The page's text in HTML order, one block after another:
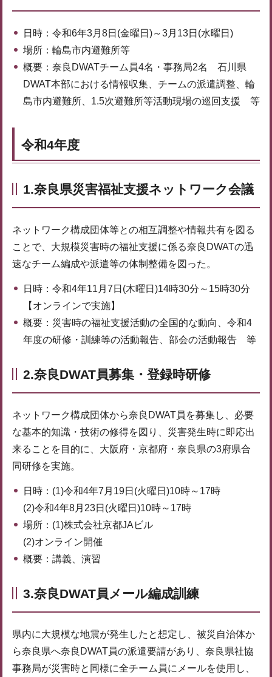
日時：令和6年3月8日(金曜日)～3月13日(水曜日)
場所：輪島市内避難所等
概要：奈良DWATチーム員4名・事務局2名 石川県
DWAT本部における情報収集、チームの派遣調整、輪
島市内避難所、1.5次避難所等活動現場の巡回支援 等
令和4年度
1.奈良県災害福祉支援ネットワーク会議
ネットワーク構成団体等との相互調整や情報共有を図る
ことで、大規模災害時の福祉支援に係る奈良DWATの迅
速なチーム編成や派遣等の体制整備を図った。
日時：令和4年11月7日(木曜日)14時30分～15時30分
【オンラインで実施】
概要：災害時の福祉支援活動の全国的な動向、令和4
年度の研修・訓練等の活動報告、部会の活動報告 等
2.奈良DWAT員募集・登録時研修
ネットワーク構成団体から奈良DWAT員を募集し、必要
な基本的知識・技術の修得を図り、災害発生時に即応出
来ることを目的に、大阪府・京都府・奈良県の3府県合
同研修を実施。
日時：(1)令和4年7月19日(火曜日)10時～17時
(2)令和4年8月23日(火曜日)10時～17時
場所：(1)株式会社京都JAビル
(2)オンライン開催
概要：講義、演習
3.奈良DWAT員メール編成訓練
県内に大規模な地震が発生したと想定し、被災自治体か
ら奈良県へ奈良DWAT員の派遣要請があり、奈良県社協
事務局が災害時と同様に全チーム員にメールを使用し、